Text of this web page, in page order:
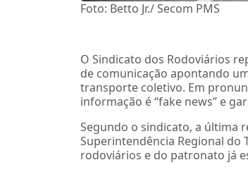
Foto: Betto Jr./ Secom PMS
O Sindicato dos Rodoviários
de comunicação apontando
transporte coletivo. Em
informação é “fake news” e
Segundo o sindicato, a última
Superintendência Regional
rodoviários e do patronato já